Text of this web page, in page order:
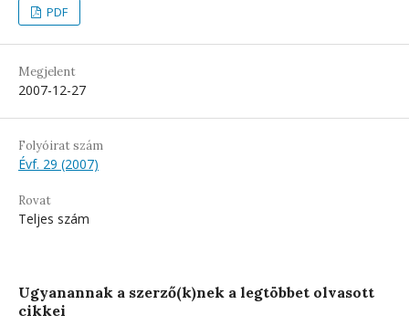
PDF
Megjelent
2007-12-27
Folyóirat szám
Évf. 29 (2007)
Rovat
Teljes szám
Ugyanannak a szerző(k)nek a legtöbbet olvasott
cikkei